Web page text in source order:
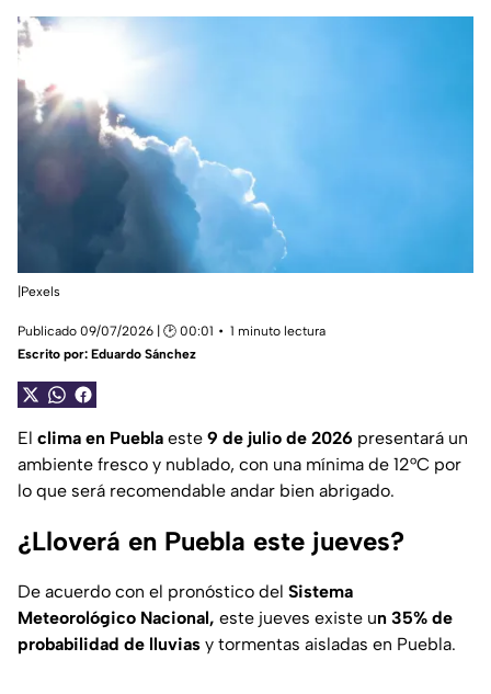
|Pexels
Publicado 09/07/2026 | 🕑 00:01
1 minuto lectura
Escrito por: Eduardo Sánchez
El clima en Puebla este 9 de julio de 2026 presentará un
ambiente fresco y nublado, con una mínima de 12°C por
lo que será recomendable andar bien abrigado.
¿Lloverá en Puebla este jueves?
De acuerdo con el pronóstico del Sistema
Meteorológico Nacional, este jueves existe un 35% de
probabilidad de lluvias y tormentas aisladas en Puebla.